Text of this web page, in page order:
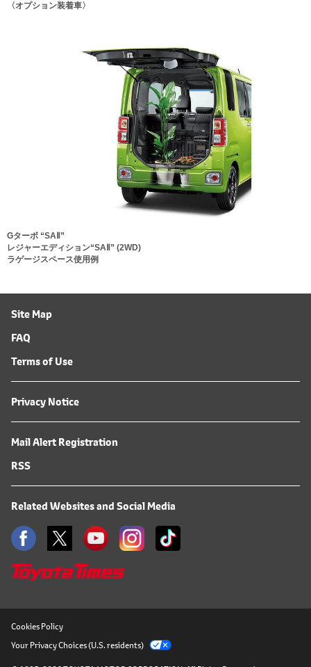
〈オプション装着車〉
Gターボ “SAⅡ”
レジャーエディション“SAⅡ” (2WD)
ラゲージスペース使用例
Site Map
FAQ
Terms of Use
Privacy Notice
Mail Alert Registration
RSS
Related Websites and Social Media
Cookies Policy
Your Privacy Choices (U.S. residents)